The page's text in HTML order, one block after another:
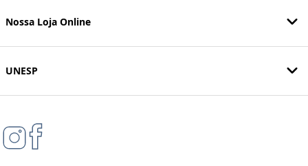
Nossa Loja Online
UNESP